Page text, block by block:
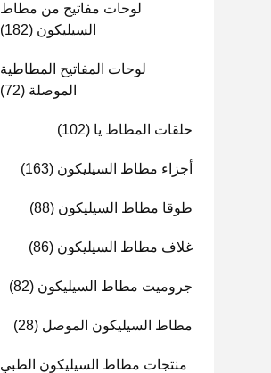
لوحات مفاتيح من مطاط
السيليكون (182)
لوحات المفاتيح المطاطية
الموصلة (72)
حلقات المطاط يا (102)
أجزاء مطاط السيليكون (163)
طوقا مطاط السيليكون (88)
غلاف مطاط السيليكون (86)
جروميت مطاط السيليكون (82)
مطاط السيليكون الموصل (28)
منتجات مطاط السيليكون الطبي